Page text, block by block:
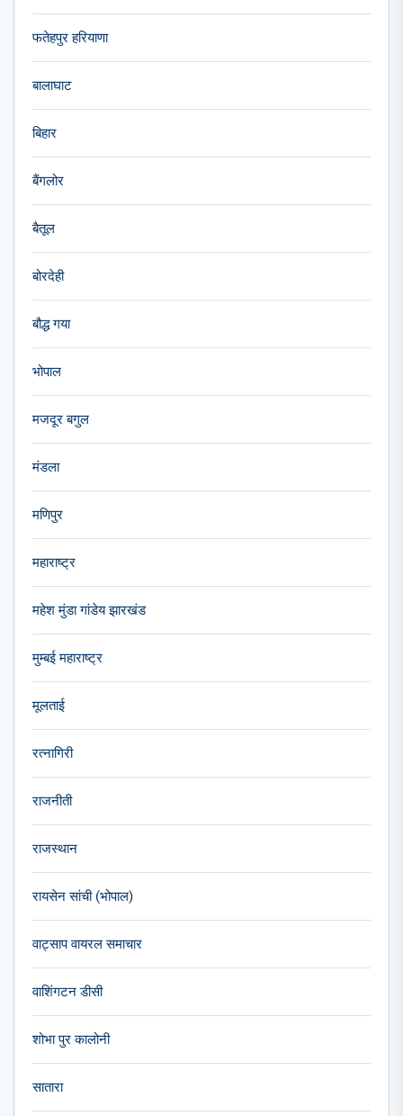
फतेहपुर हरियाणा
बालाघाट
बिहार
बैंगलोर
बैतूल
बोरदेही
बौद्ध गया
भोपाल
मजदूर बगुल
मंडला
मणिपुर
महाराष्ट्र
महेश मुंडा गांडेय झारखंड
मुम्बई महाराष्ट्र
मूलताई
रत्नागिरी
राजनीती
राजस्थान
रायसेन सांची (भोपाल)
वाट्साप वायरल समाचार
वाशिंगटन डीसी
शोभा पुर कालोनी
सातारा